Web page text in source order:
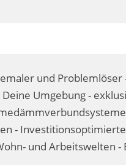
und
Umgebung -
-
und Arbeitswelten